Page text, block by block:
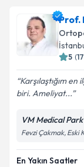
Prof.
5 (17
Karşılaştığım
biri. Ameliyat...
VM Medical
Fevzi Çakmak, Eski
En Yakın Saatler